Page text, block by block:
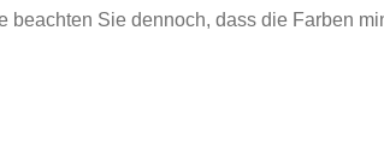
Sie dennoch, dass die Farben